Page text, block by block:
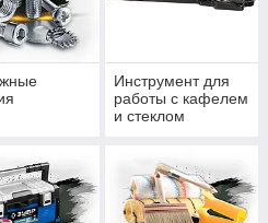
Инструмент для
работы с кафелем
и стеклом